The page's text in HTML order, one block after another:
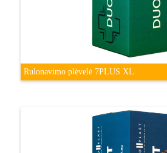
Rulonavimo plėvelė 7PLUS XL